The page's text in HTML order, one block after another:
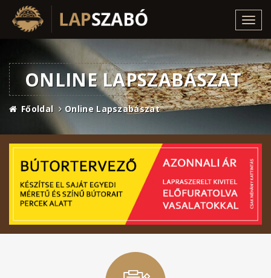
ONLINE LAPSZABÁSZAT
Főoldal Online Lapszabászat